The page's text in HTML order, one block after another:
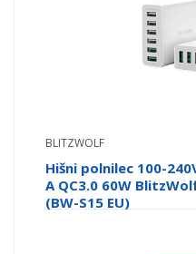
BLITZWOLF
Hišni polnilec 100-
A QC3.0 60W
(BW-S15 EU)